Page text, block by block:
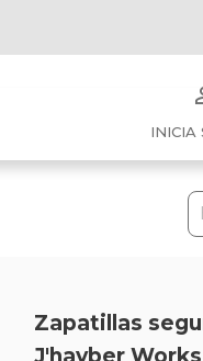
INICIA
Zapatillas